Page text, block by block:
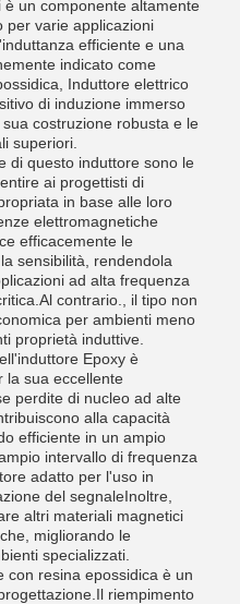
un componente altamente
per varie applicazioni
efficiente e una
indicato come
Induttore elettrico
di induzione immerso
costruzione robusta e le
superiori.
di questo induttore sono le
ai progettisti di
in base alle loro
elettromagnetiche
efficacemente le
sensibilità, rendendola
ad alta frequenza
contrario., il tipo non
per ambienti meno
proprietà induttive.
Epoxy è
la sua eccellente
perdite di nucleo ad alte
alla capacità
efficiente in un ampio
intervallo di frequenza
adatto per l'uso in
del segnaleInoltre,
altri materiali magnetici
migliorando le
specializzati.
con resina epossidica è un
riempimento